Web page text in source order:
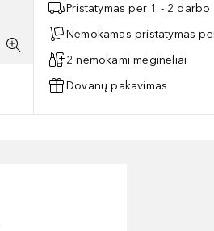
Pristatymas per 1 - 2 darbo
Nemokamas pristatymas
2 nemokami mėginėliai
Dovanų pakavimas